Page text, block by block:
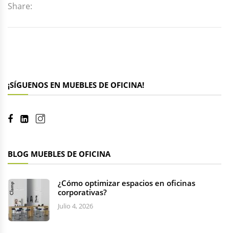
Share:
¡SÍGUENOS EN MUEBLES DE OFICINA!
BLOG MUEBLES DE OFICINA
¿Cómo optimizar espacios en oficinas
corporativas?
Julio 4, 2026